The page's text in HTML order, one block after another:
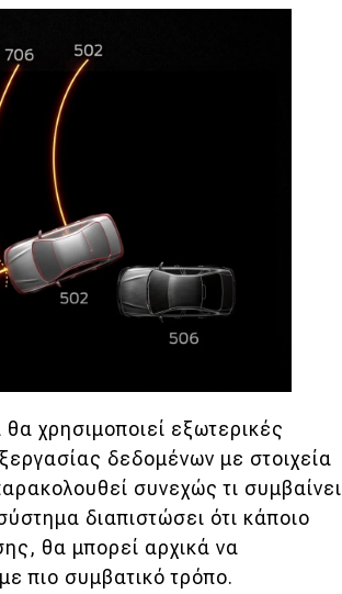
χρησιμοποιεί εξωτερικές
δεδομένων με στοιχεία
συνεχώς τι συμβαίνει
διαπιστώσει ότι κάποιο
θα μπορεί αρχικά να
πιο συμβατικό τρόπο.